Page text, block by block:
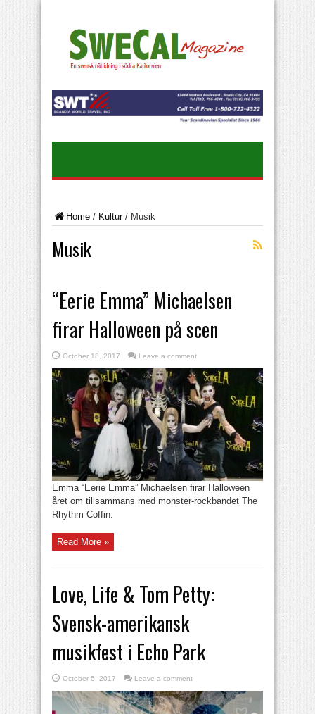
Home / Kultur/ Musik
Musik
“Eerie Emma” Michaelsen
firar Halloween på scen
October 18, 2017 Leave a comment
Emma “Eerie Emma” Michaelsen firar Halloween
året om tillsammans med monster-rockbandet The
Rhythm Coffin.
Read More »
Love, Life & Tom Petty:
Svensk-amerikansk
musikfest i Echo Park
October 5, 2017 Leave a comment